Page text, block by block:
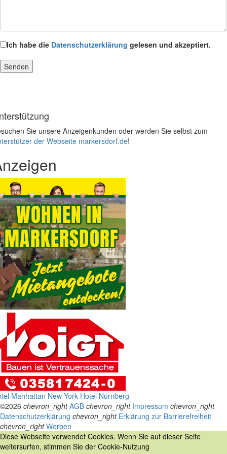
Ich habe die Datenschutzerklärung gelesen und akzeptiert.
Sie unsere Anzeigenkunden oder werden Sie selbst zum
der Webseite markersdorf.de!
Manhattan New York Hotel Nürnberg
©2026 chevron_right AGB chevron_right Impressum chevron_right
Datenschutzerklärung chevron_right Erklärung zur Barrierefreiheit
chevron_right Werben
Diese Webseite verwendet Cookies. Wenn Sie auf dieser Seite
weitersurfen, stimmen Sie der Cookie-Nutzung